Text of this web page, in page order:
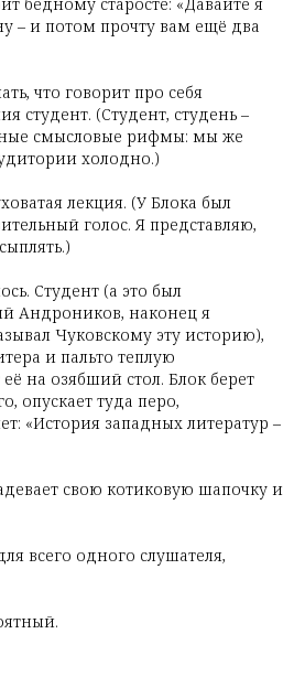
– и потом прочту вам ещё два
что говорит про себя
студент. (Студент, студень –
смысловые рифмы: мы же
холодно.)
лекция. (У Блока был
голос. Я представляю,
Студент (а это был
Андроников, наконец я
Чуковскому эту историю),
и пальто теплую
на озябший стол. Блок берет
опускает туда перо,
«История западных литератур –
свою котиковую шапочку и
всего одного слушателя,